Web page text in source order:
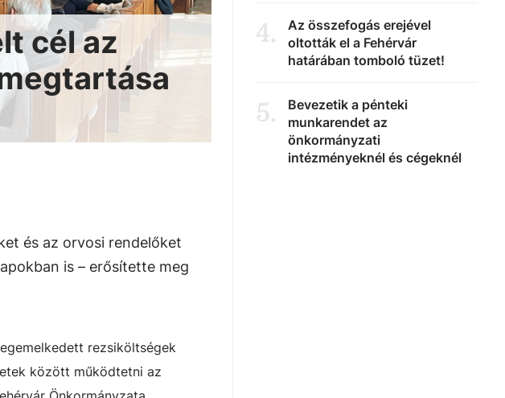
cél az
és az orvosi rendelőket
is – erősítette meg
rezsiköltségek
között működtetni az
4.
Az összefogás erejével
oltották el a Fehérvár
határában tomboló tüzet!
5.
Bevezetik a pénteki
munkarendet az
önkormányzati
intézményeknél és cégeknél